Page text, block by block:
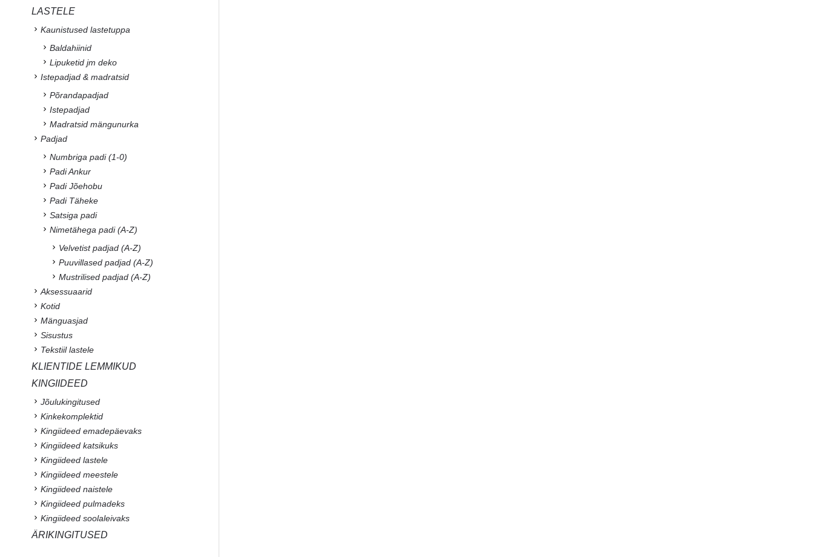
LASTELE
Kaunistused lastetuppa
Baldahiinid
Lipuketid jm deko
Istepadjad & madratsid
Põrandapadjad
Istepadjad
Madratsid mängunurka
Padjad
Numbriga padi (1-0)
Padi Ankur
Padi Jõehobu
Padi Täheke
Satsiga padi
Nimetähega padi (A-Z)
Velvetist padjad (A-Z)
Puuvillased padjad (A-Z)
Mustrilised padjad (A-Z)
Aksessuaarid
Kotid
Mänguasjad
Sisustus
Tekstiil lastele
KLIENTIDE LEMMIKUD
KINGIIDEED
Jõulukingitused
Kinkekomplektid
Kingiideed emadepäevaks
Kingiideed katsikuks
Kingiideed lastele
Kingiideed meestele
Kingiideed naistele
Kingiideed pulmadeks
Kingiideed soolaleivaks
ÄRIKINGITUSED